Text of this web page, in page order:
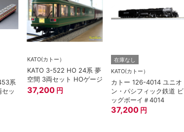
系
ッ
KATO(カトー）
KATO 3-522 HO 24系 夢
空間 3両セット HOゲージ
37,200 円
在庫なし
KATO(カトー）
カトー 126-4014 ユニオ
ン・パシフィック鉄道 ビ
ッグボーイ＃4014
37,200 円